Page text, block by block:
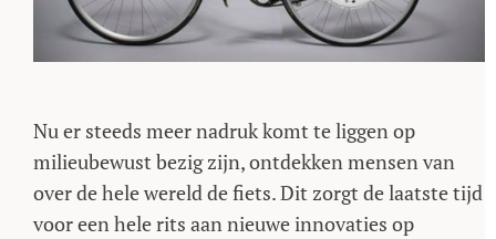
Nu er steeds meer nadruk komt te liggen op
milieubewust bezig zijn, ontdekken mensen van
over de hele wereld de fiets. Dit zorgt de laatste tijd
voor een hele rits aan nieuwe innovaties op